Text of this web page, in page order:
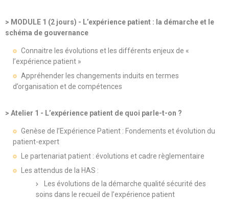
> MODULE 1 (2 jours) - L’expérience patient : la démarche et le
schéma de gouvernance
Connaitre les évolutions et les différents enjeux de «
l’expérience patient »
Appréhender les changements induits en termes
d’organisation et de compétences
> Atelier 1 - L’expérience patient de quoi parle-t-on ?
Genèse de l’Expérience Patient : Fondements et évolution du
patient-expert
Le partenariat patient : évolutions et cadre règlementaire
Les attendus de la HAS :
Les évolutions de la démarche qualité sécurité des
soins dans le recueil de l’expérience patient